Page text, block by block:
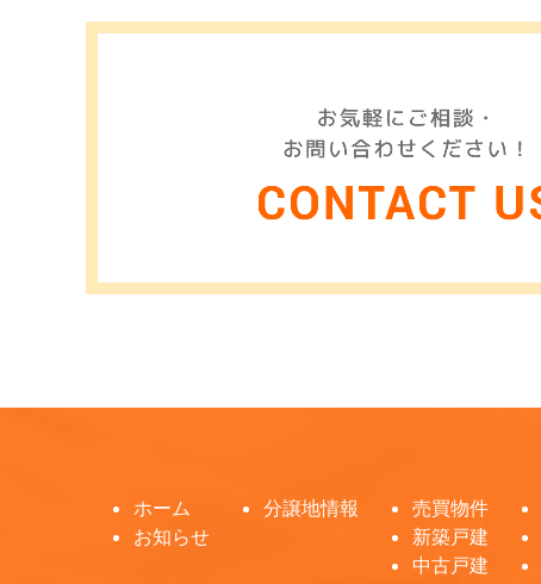
ホーム
お知らせ
分譲地情報
売買物件
新築戸建
中古戸建